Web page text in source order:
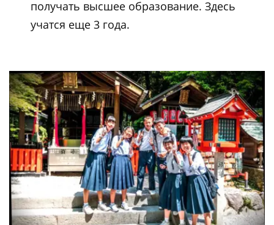
получать высшее образование. Здесь
учатся еще 3 года.